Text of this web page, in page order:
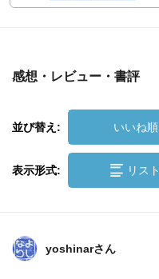
感想・レビュー・書評
並び替え: いいね順
表示形式: リスト
yoshinarさん